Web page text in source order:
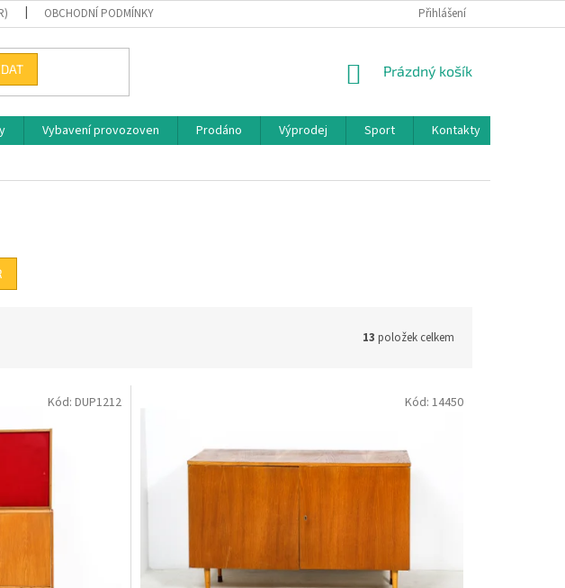
OBCHODNÍ PODMÍNKY Přihlášení
NÁKUPNÍ
Prázdný košík
Vybavení provozoven Prodáno Výprodej Sport
Kontakty
13 položek celkem
Kód: DUP1212 Kód: 14450